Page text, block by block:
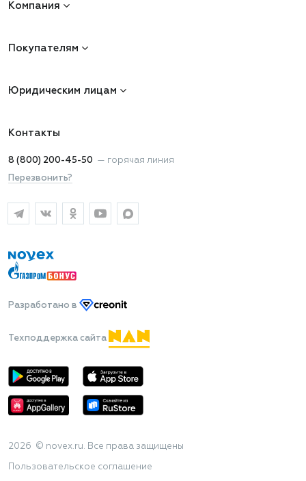
Компания
Покупателям
Юридическим лицам
Контакты
8 (800) 200-45-50 — горячая линия
Перезвонить?
Разработано в
Техподдержка сайта
2026 © novex.ru. Все права защищены
Пользовательское соглашение